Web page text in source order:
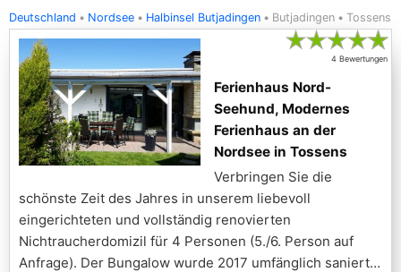
Deutschland Nordsee Halbinsel Butjadingen Butjadingen Tossens
★★★★★
4 Bewertungen
Ferienhaus Nord-
Seehund, Modernes
Ferienhaus an der
Nordsee in Tossens
Verbringen Sie die
schönste Zeit des Jahres in unserem liebevoll
eingerichteten und vollständig renovierten
Nichtraucherdomizil für 4 Personen (5./6. Person auf
Anfrage). Der Bungalow wurde 2017 umfänglich saniert